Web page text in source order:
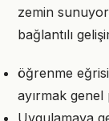
zemin
bağlantılı
öğrenme
ayırmak
Uygulamaya